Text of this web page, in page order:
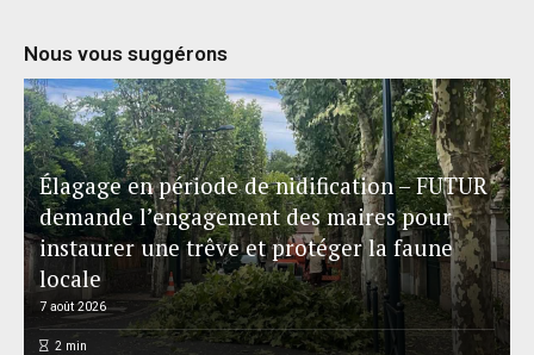
Nous vous suggérons
Élagage en période de nidification – FUTUR
demande l’engagement des maires pour
instaurer une trêve et protéger la faune
locale
7 août 2026
2 min